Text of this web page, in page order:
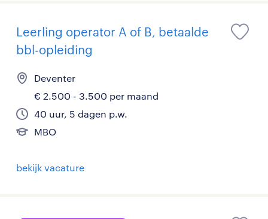
Leerling operator A of B, betaalde
bbl-opleiding
Deventer
€ 2.500 - 3.500 per maand
40 uur, 5 dagen p.w.
MBO
bekijk vacature